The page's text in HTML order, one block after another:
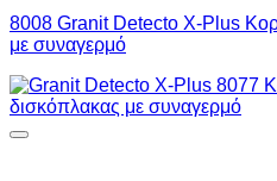
8008 Granit Detecto X-Plus
με συναγερμό